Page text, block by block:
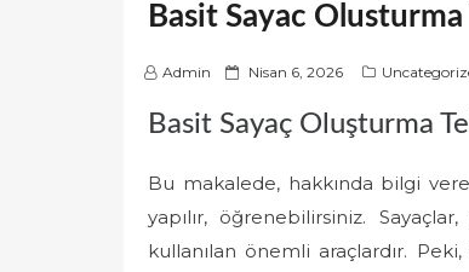
Basit Sayac
Admin
P
s
e
o
n
Nisan 6, 2026
Basit Sayaç Oluşturma
Bu makalede, hakkında bilgi
yapılır, öğrenebilirsiniz.
kullanılan önemli araçlardır.